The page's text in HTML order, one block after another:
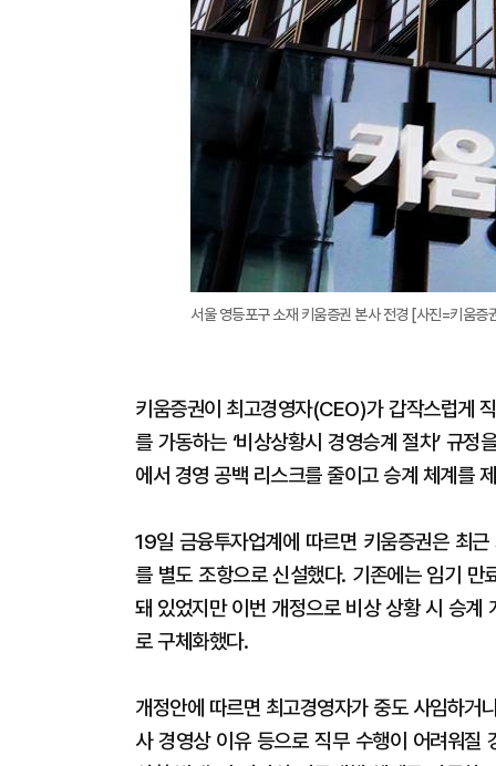
서울 영등포구 소재 키움증권 본사 전경 [사진=키움증
키움증권이 최고경영자(CEO)가 갑작스럽게
를 가동하는 ‘비상상황시 경영승계 절차’ 규
에서 경영 공백 리스크를 줄이고 승계 체계를
19일 금융투자업계에 따르면 키움증권은 최
를 별도 조항으로 신설했다. 기존에는 임기
돼 있었지만 이번 개정으로 비상 상황 시 승계
로 구체화했다.
개정안에 따르면 최고경영자가 중도 사임하거
사 경영상 이유 등으로 직무 수행이 어려워질